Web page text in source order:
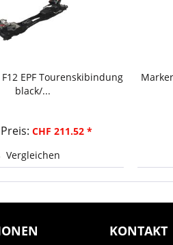
EPF Tourenskibindung
black/...
CHF 211.52 *
Vergleichen
KONTAKT